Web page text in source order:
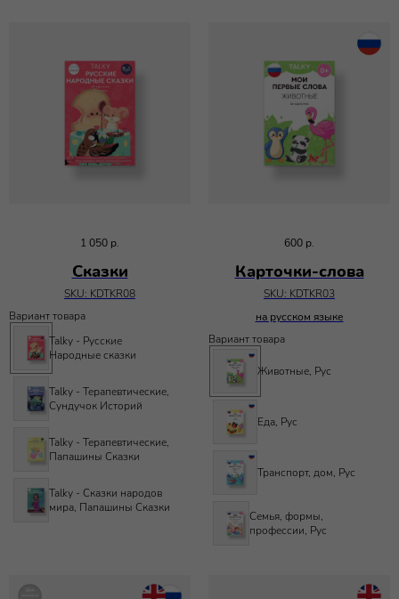
1 050 р.
Сказки
SKU: KDTKR08
Вариант товара
Talky - Русские
Народные сказки
Talky - Терапевтические,
Сундучок Историй
Talky - Терапевтические,
Папашины Сказки
Talky - Сказки народов
мира, Папашины Сказки
600 р.
Карточки-слова
SKU: KDTKR03
на русском языке
Вариант товара
Животные, Рус
Еда, Рус
Транспорт, дом, Рус
Семья, формы,
профессии, Рус